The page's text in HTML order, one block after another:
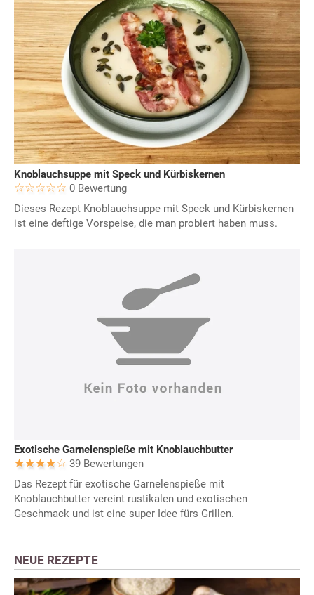
Knoblauchsuppe mit Speck und Kürbiskernen
0 Bewertung
Dieses Rezept Knoblauchsuppe mit Speck und Kürbiskernen
ist eine deftige Vorspeise, die man probiert haben muss.
Exotische Garnelenspieße mit Knoblauchbutter
39 Bewertungen
Das Rezept für exotische Garnelenspieße mit
Knoblauchbutter vereint rustikalen und exotischen
Geschmack und ist eine super Idee fürs Grillen.
NEUE REZEPTE